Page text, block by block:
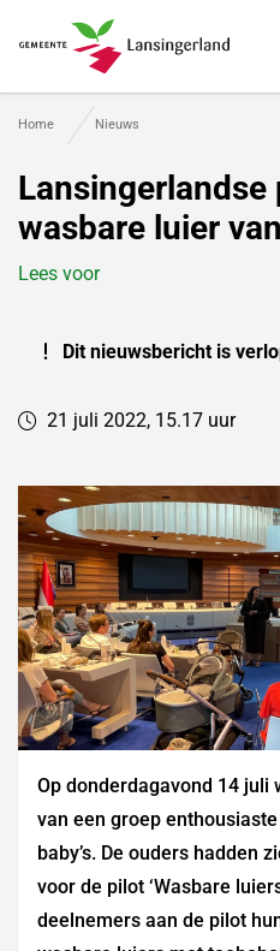
Home Nieuws
Lansingerlandse
wasbare luier
Lees voor
Dit nieuwsbericht is
21 juli 2022, 15.17 uur
Op donderdagavond 14 juli
van een groep
baby’s. De ouders hadden
voor de pilot ‘Wasbare
deelnemers aan de pilot